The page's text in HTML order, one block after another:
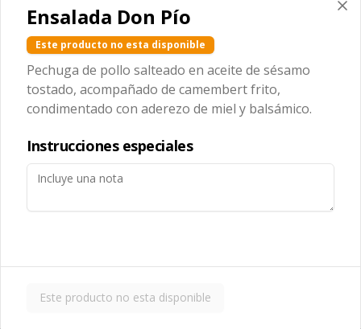
Conócenos
Zona de despacho
Nosotros
Términos y condiciones
Política de privacidad
Redes sociales
Facebook
Mi cuenta
Ensalada Don Pío
Este producto no esta disponible
Pechuga de pollo salteado en aceite de sésamo
tostado, acompañado de camembert frito,
condimentado con aderezo de miel y balsámico.
Instrucciones especiales
Este producto no esta disponible